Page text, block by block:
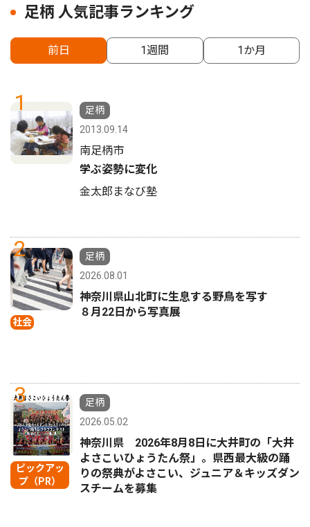
足柄 人気記事ランキング
前日 1週間 1か月
1
足柄
2013.09.14
南足柄市
学ぶ姿勢に変化
金太郎まなび塾
2
社会
足柄
2026.08.01
神奈川県山北町に生息する野鳥を写す
８月22日から写真展
3
ピックアッ
プ（PR）
足柄
2026.05.02
神奈川県 2026年8月8日に大井町の「大井
よさこいひょうたん祭」。県西最大級の踊
りの祭典がよさこい、ジュニア＆キッズダン
スチームを募集